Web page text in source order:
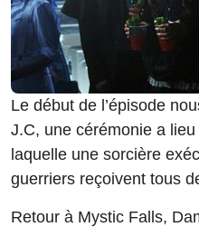
Le début de l’épisode
J.C, une cérémonie a
laquelle une sorcière
guerriers reçoivent tous
Retour à Mystic Falls,